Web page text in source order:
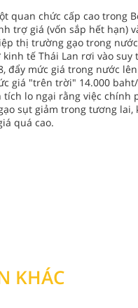
quan chức cấp cao trong
trợ giá (vốn sắp hết hạn)
thị trường gạo trong
tế Thái Lan rơi vào suy
đẩy mức giá trong nước
giá "trên trời" 14.000
tích lo ngại rằng việc
sụt giảm trong tương
quá cao.
KHÁC